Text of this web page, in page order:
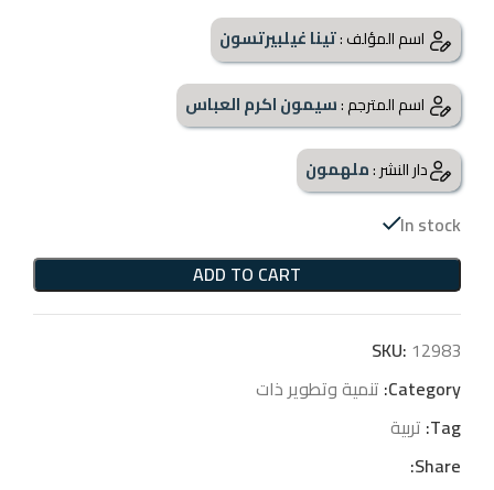
اسم المؤلف :تينا غيلبيرتسون
اسم المترجم :سيمون اكرم العباس
دار النشر :ملهمون
In stock
ADD TO CART
SKU: 12983
Category: تنمية وتطوير ذات
Tag: تربية
Share: